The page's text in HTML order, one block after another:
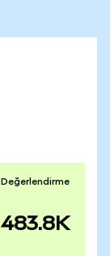
Değerlendirme
483.8K